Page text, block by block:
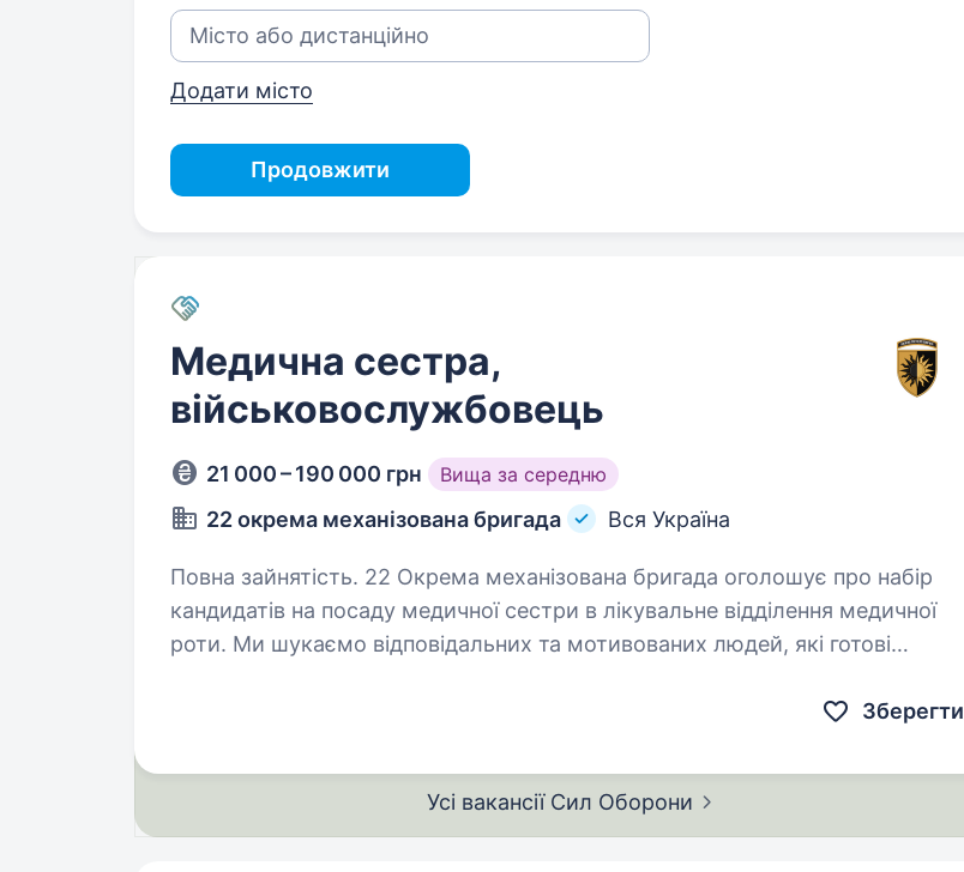
Додати місто
Продовжити
Медична сестра,
військовослужбовець
21 000 – 190 000 грн Вища за середню
22 окрема механізована бригада Вся Україна
Повна зайнятість. 22 Окрема механізована бригада оголошує про набір
кандидатів на посаду медичної сестри в лікувальне відділення медичної
роти. Ми шукаємо відповідальних та мотивованих людей, які готові
Зберегти
Усі вакансії Сил Оборони